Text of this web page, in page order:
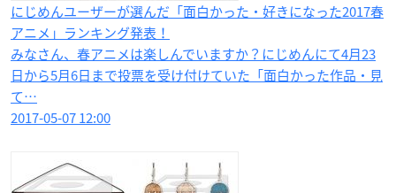
にじめんユーザーが選んだ「面白かった・好きになった2017春
アニメ」ランキング発表！
みなさん、春アニメは楽しんでいますか？にじめんにて4月23
日から5月6日まで投票を受け付けていた「面白かった作品・見
て…
2017-05-07 12:00